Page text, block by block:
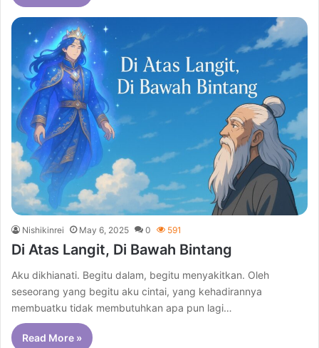
Nishikinrei May 6, 2025 0 591
Di Atas Langit, Di Bawah Bintang
Aku dikhianati. Begitu dalam, begitu menyakitkan. Oleh
seseorang yang begitu aku cintai, yang kehadirannya
membuatku tidak membutuhkan apa pun lagi…
Read More »